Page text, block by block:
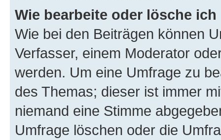
Wie bearbeite oder lösche
Wie bei den Beiträgen können
Verfasser, einem Moderator
werden. Um eine Umfrage zu
des Themas; dieser ist immer
niemand eine Stimme
Umfrage löschen oder die